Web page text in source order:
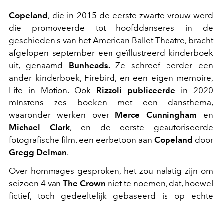
Copeland, die in 2015 de eerste zwarte vrouw werd
die promoveerde tot hoofddanseres in de
geschiedenis van het American Ballet Theatre, bracht
afgelopen september een geïllustreerd kinderboek
uit, genaamd Bunheads. Ze schreef eerder een
ander kinderboek, Firebird, en een eigen memoire,
Life in Motion. Ook Rizzoli publiceerde in 2020
minstens zes boeken met een dansthema,
waaronder werken over Merce Cunningham en
Michael Clark, en de eerste geautoriseerde
fotografische film. een eerbetoon aan Copeland door
Gregg Delman.
Over hommages gesproken, het zou nalatig zijn om
seizoen 4 van The Crown niet te noemen, dat, hoewel
fictief, toch gedeeltelijk gebaseerd is op echte